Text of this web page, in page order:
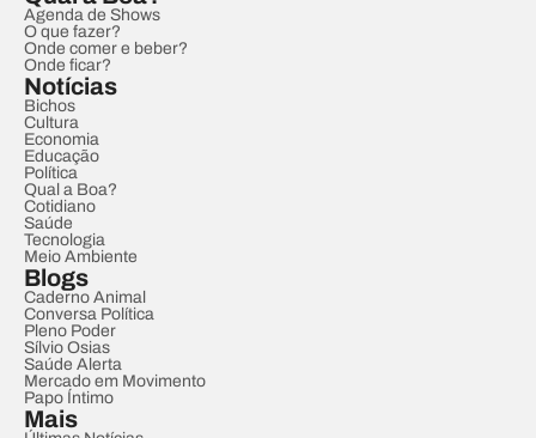
Agenda de Shows
O que fazer?
Onde comer e beber?
Onde ficar?
Notícias
Bichos
Cultura
Economia
Educação
Política
Qual a Boa?
Cotidiano
Saúde
Tecnologia
Meio Ambiente
Blogs
Caderno Animal
Conversa Política
Pleno Poder
Sílvio Osias
Saúde Alerta
Mercado em Movimento
Papo Íntimo
Mais